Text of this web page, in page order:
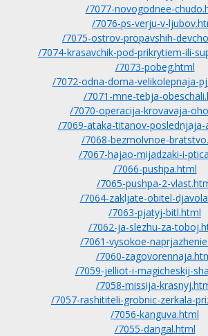
/7077-novogodnee-
/7076-ps-verju-v-
/7075-ostrov-propavshih-
/7074-krasavchik-pod-prikrytiem-ili-
/7073-pobeg.html
/7072-odna-doma-velikolepnaja-
/7071-mne-tebja-
/7070-operacija-krovavaja-
/7069-ataka-titanov-poslednjaja-
/7068-bezmolvnoe-
/7067-hajao-mijadzaki-i-
/7066-pushpa.html
/7065-pushpa-2-
/7064-zakljate-obitel-
/7063-pjatyj-bitl.html
/7062-ja-slezhu-za-
/7061-vysokoe-
/7060-
/7059-jelliot-i-magicheskij-
/7058-missija-
/7057-rashititeli-grobnic-zerkala-
/7056-kanguva.html
/7055-dangal.html